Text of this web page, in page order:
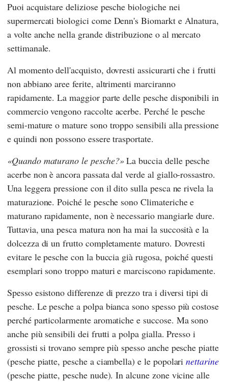
Puoi acquistare deliziose pesche biologiche nei
supermercati biologici come Denn's Biomarkte Alnatura,
a volte anche nella grande distribuzione o al mercato
settimanale.
Al momento dell'acquisto, dovresti assicurarti che i frutti
non abbiano aree ferite, altrimenti marciranno
rapidamente. La maggior parte delle pesche disponibili in
commercio vengono raccolte acerbe. Perché le pesche
semi-mature o mature sono troppo sensibili alla pressione
e quindi non possono essere trasportate.
Quando maturano le pesche? La buccia delle pesche
acerbe non è ancora passata dal verde al giallo-rossastro.
Una leggera pressione con il dito sulla pesca ne rivela la
maturazione. Poiché le pesche sono Climateriche e
maturano rapidamente, non è necessario mangiarle dure.
Tuttavia, una pesca matura non ha mai la succosità e la
dolcezza di un frutto completamente maturo. Dovresti
evitare le pesche con la buccia già rugosa, poiché questi
esemplari sono troppo maturi e marciscono rapidamente.
Spesso esistono differenze di prezzo tra i diversi tipi di
pesche. Le pesche a polpa bianca sono spesso più costose
perché particolarmente aromatiche e succose. Ma sono
anche più sensibili dei frutti a polpa gialla. Presso i
grossisti si trovano sempre più spesso anche pesche piatte
(pesche piatte, pesche a ciambella) e le popolarinettarine
(pesche piatte, pesche nude). In alcune zone vicine alle